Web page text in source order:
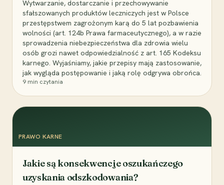
Wytwarzanie, dostarczanie i przechowywanie
sfałszowanych produktów leczniczych jest w Polsce
przestępstwem zagrożonym karą do 5 lat pozbawienia
wolności (art. 124b Prawa farmaceutycznego), a w razie
sprowadzenia niebezpieczeństwa dla zdrowia wielu
osób grozi nawet odpowiedzialność z art. 165 Kodeksu
karnego. Wyjaśniamy, jakie przepisy mają zastosowanie,
jak wygląda postępowanie i jaką rolę odgrywa obrońca.
9 min czytania
PRAWO KARNE
Jakie są konsekwencje oszukańczego
uzyskania odszkodowania?